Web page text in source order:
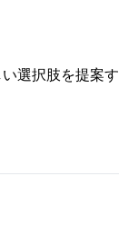
選択肢を提案す